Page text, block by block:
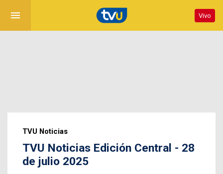
menu Vivo
TVU Noticias
TVU Noticias Edición Central - 28
de julio 2025